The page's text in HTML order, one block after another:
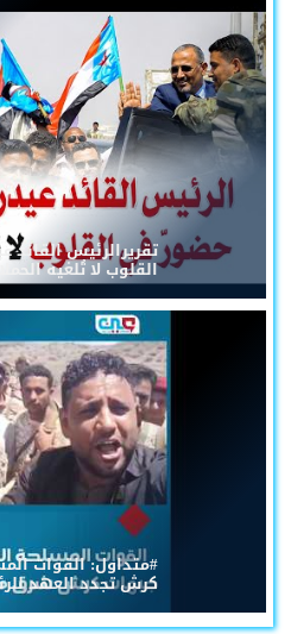
تقريرالرئيس
القلوب لا تُلغيه
#متداول: القوات
كرش تجدد العهد